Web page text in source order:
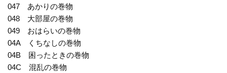
047 あかりの巻物
048 大部屋の巻物
049 おはらいの巻物
04A くちなしの巻物
04B 困ったときの巻物
04C 混乱の巻物